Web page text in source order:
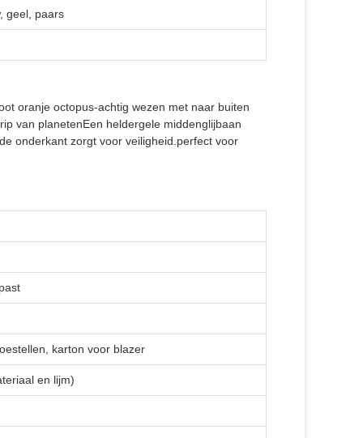
geel, paars
oranje octopus-achtig wezen met naar buiten
van planetenEen heldergele middenglijbaan
onderkant zorgt voor veiligheid.perfect voor
karton voor blazer
en lijm)